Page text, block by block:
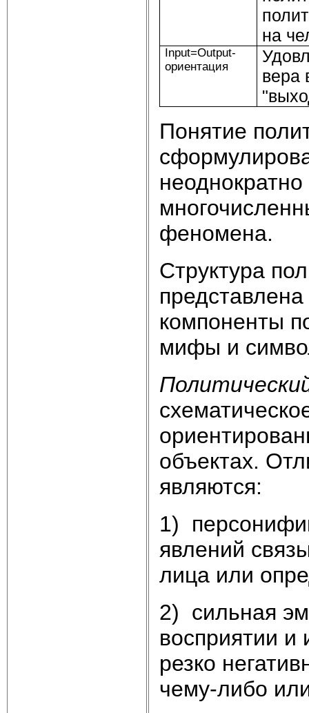
на
Input=Output-
ориентация
вера
Понятие
феномена.
Структура
компоненты
мифы и
объектах.
являются:
1)
явлений
лица или
2) сильная
восприятии и
резко
чему-либо